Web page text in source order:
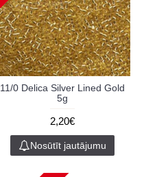
11/0 Delica Silver Lined Gold
5g
2,20€
Nosūtīt jautājumu